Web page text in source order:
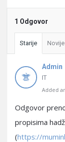
1 Odgovor
Starije Novije
Admin
IT
Added
Odgovor
propisima
(https://